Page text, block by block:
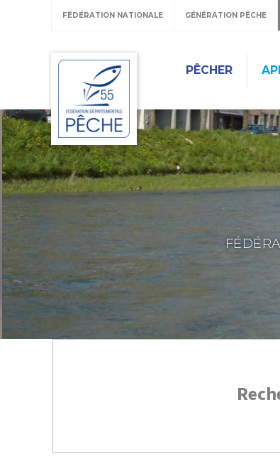
FÉDÉRATION NATIONALE GÉNÉRATION PÊCHE
PÊCHER